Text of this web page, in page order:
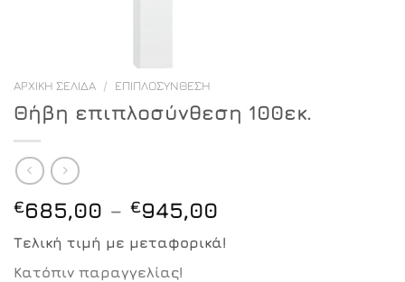
ΑΡΧΙΚΉ ΣΕΛΊΔΑ / ΕΠΙΠΛΟΣΎΝΘΕΣΗ
Θήβη επιπλοσύνθεση 100εκ.
€685,00 – €945,00
range:
€685,00
Τελική τιμή με μεταφορικά!
Κατόπιν παραγγελίας!